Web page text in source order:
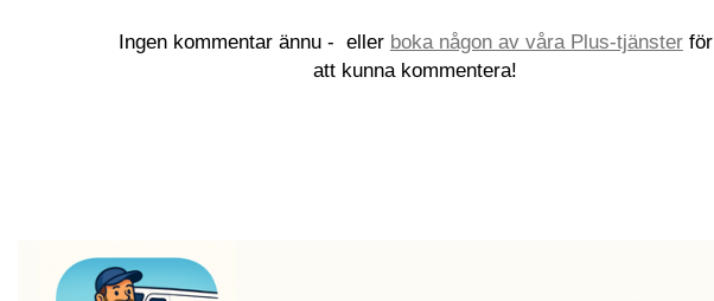
Ingen kommentar ännu - eller boka någon av våra Plus-tjänsterför
att kunna kommentera!